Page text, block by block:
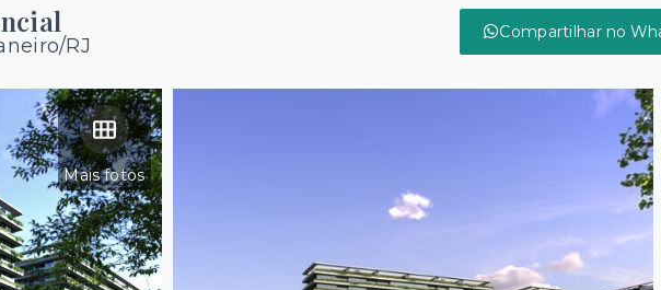
RJ
Compartilhar no
Mais fotos